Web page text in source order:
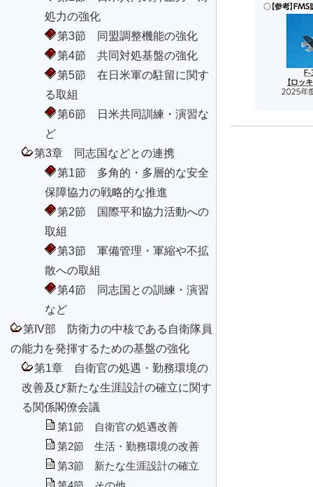
処力の強化
第3節 同盟調整機能の強化
第4節 共同対処基盤の強化
第5節 在日米軍の駐留に関す
る取組
第6節 日米共同訓練・演習な
ど
第3章 同志国などとの連携
第1節 多角的・多層的な安全
保障協力の戦略的な推進
第2節 国際平和協力活動への
取組
第3節 軍備管理・軍縮や不拡
散への取組
第4節 同志国との訓練・演習
など
第IV部 防衛力の中核である自衛隊員
の能力を発揮するための基盤の強化
第1章 自衛官の処遇・勤務環境の
改善及び新たな生涯設計の確立に関す
る関係閣僚会議
第1節 自衛官の処遇改善
第2節 生活・勤務環境の改善
第3節 新たな生涯設計の確立